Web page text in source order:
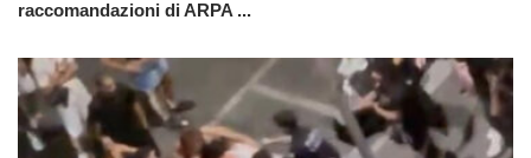
raccomandazioni di ARPA ...